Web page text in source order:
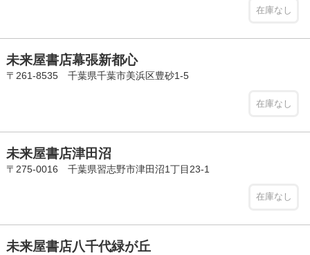
在庫なし
未来屋書店幕張新都心
〒261-8535 千葉県千葉市美浜区豊砂1-5
在庫なし
未来屋書店津田沼
〒275-0016 千葉県習志野市津田沼1丁目23-1
在庫なし
未来屋書店八千代緑が丘